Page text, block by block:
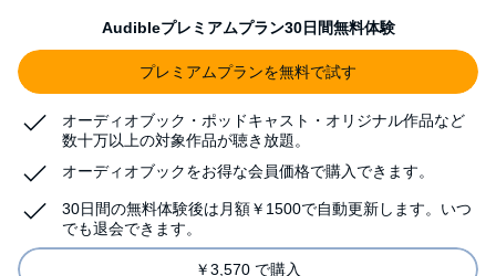
Audibleプレミアムプラン30日間無料体験
プレミアムプランを無料で試す
オーディオブック・ポッドキャスト・オリジナル作品など
数十万以上の対象作品が聴き放題。
オーディオブックをお得な会員価格で購入できます。
30日間の無料体験後は月額￥1500で自動更新します。いつ
でも退会できます。
￥3,570 で購入